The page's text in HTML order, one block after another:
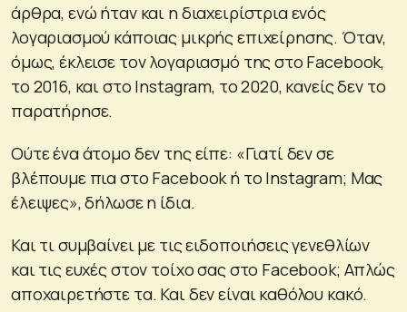
άρθρα, ενώ ήταν και η διαχειρίστρια ενός
λογαριασμού κάποιας μικρής επιχείρησης. Όταν,
όμως, έκλεισε τον λογαριασμό της στο Facebook,
το 2016, και στο Instagram, το 2020, κανείς δεν το
παρατήρησε.
Ούτε ένα άτομο δεν της είπε: «Γιατί δεν σε
βλέπουμε πια στο Facebook ή το Instagram; Μας
έλειψες», δήλωσε η ίδια.
Και τι συμβαίνει με τις ειδοποιήσεις γενεθλίων
και τις ευχές στον τοίχο σας στο Facebook; Απλώς
αποχαιρετήστε τα. Και δεν είναι καθόλου κακό.